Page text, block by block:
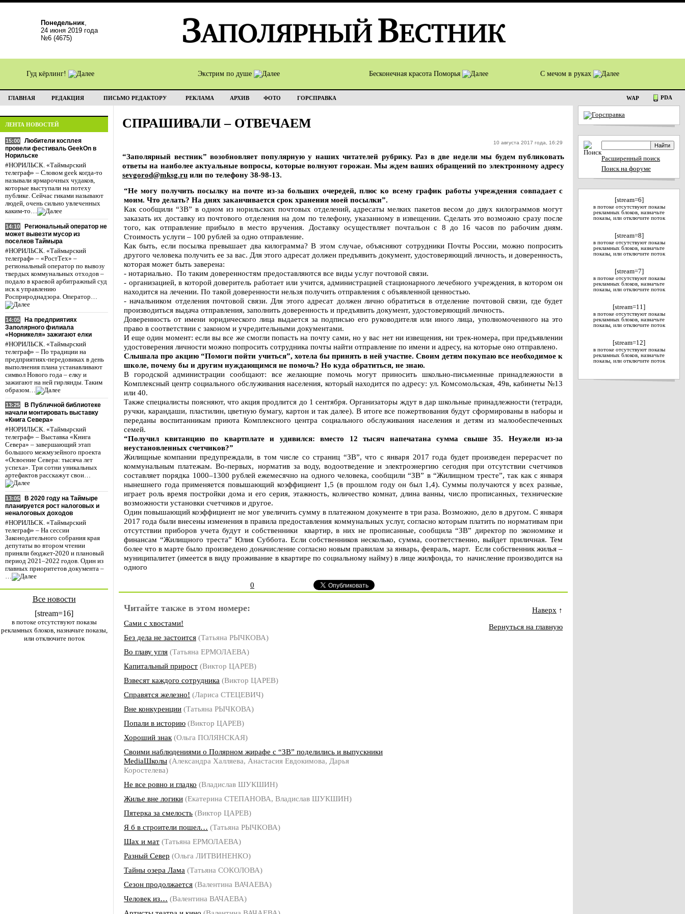
Понедельник,
24 июня 2019 года
№6 (4675)
Гуд кёрлинг! Экстрим по душе Бесконечная красота Поморья С мечом в руках
ГЛАВНАЯ РЕДАКЦИЯ ПИСЬМО РЕДАКТОРУ РЕКЛАМА АРХИВ ФОТО ГОРСПРАВКА WAP PDA
ЛЕНТА НОВОСТЕЙ
15:00
Любители косплея
провели фестиваль GeekOn в
Норильске
#НОРИЛЬСК. «Таймырский
телеграф» – Словом geek когда-то
называли ярмарочных чудаков,
которые выступали на потеху
публике. Сейчас гиками называют
людей, очень сильно увлеченных
каким-то…
14:10
Региональный оператор не
может вывезти мусор из
поселков Таймыра
#НОРИЛЬСК. «Таймырский
телеграф» – «РостТех» –
региональный оператор по вывозу
твердых коммунальных отходов –
подало в краевой арбитражный суд
иск к управлению
Росприроднадзора. Оператор…
14:05
На предприятиях
Заполярного филиала
«Норникеля» зажигают елки
#НОРИЛЬСК. «Таймырский
телеграф» – По традиции на
предприятиях-передовиках в день
выполнения плана устанавливают
символ Нового года – елку и
зажигают на ней гирлянды. Таким
образом…
13:25
В Публичной библиотеке
начали монтировать выставку
«Книга Севера»
#НОРИЛЬСК. «Таймырский
телеграф» – Выставка «Книга
Севера» – завершающий этап
большого межмузейного проекта
«Освоение Севера: тысяча лет
успеха». Три сотни уникальных
артефактов расскажут свои…
13:05
В 2020 году на Таймыре
планируется рост налоговых и
неналоговых доходов
#НОРИЛЬСК. «Таймырский
телеграф» – На сессии
Законодательного собрания края
депутаты во втором чтении
приняли бюджет-2020 и плановый
период 2021–2022 годов. Один из
главных приоритетов документа –
…
Все новости
[stream=16]
в потоке отсутствуют показы
рекламных блоков, назначьте показы,
или отключите поток
СПРАШИВАЛИ – ОТВЕЧАЕМ
10 августа 2017 года, 16:29
“Заполярный вестник” возобновляет популярную у наших читателей рубрику. Раз в две недели мы будем публиковать
ответы на наиболее актуальные вопросы, которые волнуют горожан. Мы ждем ваших обращений по электронному адресу
sevgorod@mksg.ru или по телефону 38-98-13.
“Не могу получить посылку на почте из-за больших очередей, плюс ко всему график работы учреждения совпадает с
моим. Что делать? На днях заканчивается срок хранения моей посылки”.
Как сообщили “ЗВ” в одном из норильских почтовых отделений, адресаты мелких пакетов весом до двух килограммов могут
заказать их доставку из почтового отделения на дом по телефону, указанному в извещении. Сделать это возможно сразу после
того, как отправление прибыло в место вручения. Доставку осуществляет почтальон с 8 до 16 часов по рабочим дням.
Стоимость услуги – 100 рублей за одно отправление.
Как быть, если посылка превышает два килограмма? В этом случае, объясняют сотрудники Почты России, можно попросить
другого человека получить ее за вас. Для этого адресат должен предъявить документ, удостоверяющий личность, и доверенность,
которая может быть заверена:
- нотариально. По таким доверенностям предоставляются все виды услуг почтовой связи.
- организацией, в которой доверитель работает или учится, администрацией стационарного лечебного учреждения, в котором он
находится на лечении. По такой доверенности нельзя получить отправления с объявленной ценностью.
- начальником отделения почтовой связи. Для этого адресат должен лично обратиться в отделение почтовой связи, где будет
производиться выдача отправления, заполнить доверенность и предъявить документ, удостоверяющий личность.
Доверенность от имени юридического лица выдается за подписью его руководителя или иного лица, уполномоченного на это
право в соответствии с законом и учредительными документами.
И еще один момент: если вы все же смогли попасть на почту сами, но у вас нет ни извещения, ни трек-номера, при предъявлении
удостоверения личности можно попросить сотрудника почты найти отправление по имени и адресу, на которые оно отправлено.
Слышала про акцию “Помоги пойти учиться”, хотела бы принять в ней участие. Своим детям покупаю все необходимое к
школе, почему бы и другим нуждающимся не помочь? Но куда обратиться, не знаю.
В городской администрации сообщают: все желающие помочь могут приносить школьно-письменные принадлежности в
Комплексный центр социального обслуживания населения, который находится по адресу: ул. Комсомольская, 49в, кабинеты №13
или 40.
Также специалисты поясняют, что акция продлится до 1 сентября. Организаторы ждут в дар школьные принадлежности (тетради,
ручки, карандаши, пластилин, цветную бумагу, картон и так далее). В итоге все пожертвования будут сформированы в наборы и
переданы воспитанникам приюта Комплексного центра социального обслуживания населения и детям из малообеспеченных
семей.
“Получил квитанцию по квартплате и удивился: вместо 12 тысяч напечатана сумма свыше 35. Неужели из-за
неустановленных счетчиков?”
Жилищные компании предупреждали, в том числе со страниц “ЗВ”, что с января 2017 года будет произведен перерасчет по
коммунальным платежам. Во-первых, норматив за воду, водоотведение и электроэнергию сегодня при отсутствии счетчиков
составляет порядка 1000–1300 рублей ежемесячно на одного человека, сообщили “ЗВ” в “Жилищном тресте”, так как с января
нынешнего года применяется повышающий коэффициент 1,5 (в прошлом году он был 1,4). Суммы получаются у всех разные,
играет роль время постройки дома и его серия, этажность, количество комнат, длина ванны, число прописанных, технические
возможности установки счетчиков и другое.
Один повышающий коэффициент не мог увеличить сумму в платежном документе в три раза. Возможно, дело в другом. С января
2017 года были внесены изменения в правила предоставления коммунальных услуг, согласно которым платить по нормативам при
отсутствии приборов учета будут и собственники квартир, в них не прописанные, сообщила “ЗВ” директор по экономике и
финансам “Жилищного треста” Юлия Суббота. Если собственников несколько, сумма, соответственно, выйдет приличная. Тем
более что в марте было произведено доначисление согласно новым правилам за январь, февраль, март. Если собственник жилья –
муниципалитет (имеется в виду проживание в квартире по социальному найму) в лице жилфонда, то начисление производится на
одного
0
Читайте также в этом номере:
Сами с хвостами!
Без дела не застоится (Татьяна РЫЧКОВА)
Во главу угля (Татьяна ЕРМОЛАЕВА)
Капитальный прирост (Виктор ЦАРЕВ)
Взвесят каждого сотрудника (Виктор ЦАРЕВ)
Справятся железно! (Лариса СТЕЦЕВИЧ)
Вне конкуренции (Татьяна РЫЧКОВА)
Попали в историю (Виктор ЦАРЕВ)
Хороший знак (Ольга ПОЛЯНСКАЯ)
Своими наблюдениями о Полярном жирафе с “ЗВ” поделились и выпускники
МediaШколы (Александра Халляева, Анастасия Евдокимова, Дарья
Коростелева)
Не все ровно и гладко (Владислав ШУКШИН)
Жилье вне логики (Екатерина СТЕПАНОВА, Владислав ШУКШИН)
Пятерка за смелость (Виктор ЦАРЕВ)
Я б в строители пошел… (Татьяна РЫЧКОВА)
Шах и мат (Татьяна ЕРМОЛАЕВА)
Разный Север (Ольга ЛИТВИНЕНКО)
Тайны озера Лама (Татьяна СОКОЛОВА)
Сезон продолжается (Валентина ВАЧАЕВА)
Человек из… (Валентина ВАЧАЕВА)
Наверх ↑
Вернуться на главную
Расширенный поиск
Поиск на форуме
[stream=6]
в потоке отсутствуют показы
рекламных блоков, назначьте
показы, или отключите поток
[stream=8]
в потоке отсутствуют показы
рекламных блоков, назначьте
показы, или отключите поток
[stream=7]
в потоке отсутствуют показы
рекламных блоков, назначьте
показы, или отключите поток
[stream=11]
в потоке отсутствуют показы
рекламных блоков, назначьте
показы, или отключите поток
[stream=12]
в потоке отсутствуют показы
рекламных блоков, назначьте
показы, или отключите поток